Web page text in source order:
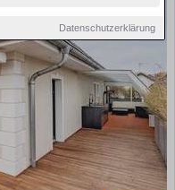
Datenschutzerklärung